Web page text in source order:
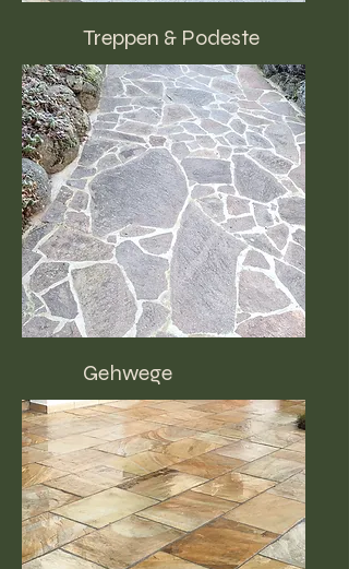
Treppen & Podeste
Gehwege